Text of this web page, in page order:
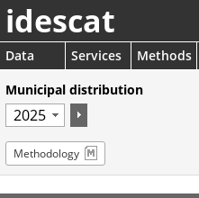
idescat
Data Services Methods
Municipal distribution
Methodology